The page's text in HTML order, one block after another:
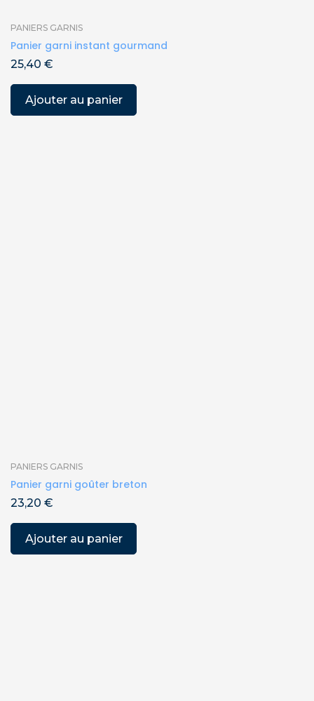
PANIERS GARNIS
Panier garni instant gourmand
25,40 €
Ajouter au panier
PANIERS GARNIS
Panier garni goûter breton
23,20 €
Ajouter au panier